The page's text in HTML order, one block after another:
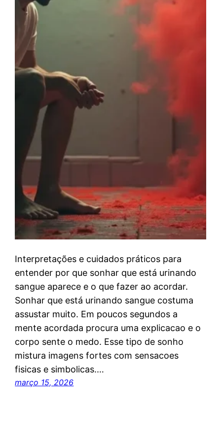
Interpretações e cuidados práticos para
entender por que sonhar que está urinando
sangue aparece e o que fazer ao acordar.
Sonhar que está urinando sangue costuma
assustar muito. Em poucos segundos a
mente acordada procura uma explicacao e o
corpo sente o medo. Esse tipo de sonho
mistura imagens fortes com sensacoes
fisicas e simbolicas.…
março 15, 2026